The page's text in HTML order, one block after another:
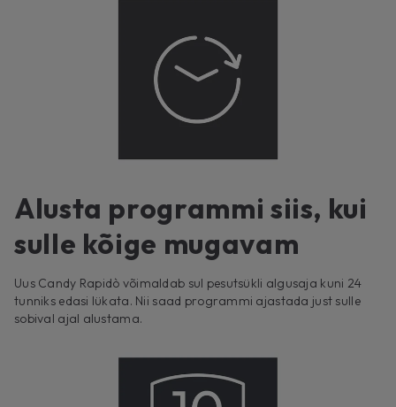
Alusta programmi siis, kui
sulle kõige mugavam
Uus Candy Rapidò võimaldab sul pesutsükli algusaja kuni 24
tunniks edasi lükata. Nii saad programmi ajastada just sulle
sobival ajal alustama.